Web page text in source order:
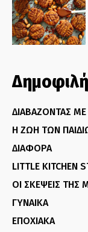
ΔΙΑΒΑΖΟΝΤΑΣ ΜΕ
Η ΖΩΗ ΤΩΝ
ΔΙΑΦΟΡΑ
LITTLE KITCHEN
ΟΙ ΣΚΕΨΕΙΣ ΤΗΣ
ΓΥΝΑΙΚΑ
ΕΠΟΧΙΑΚΑ